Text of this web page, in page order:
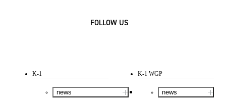
FOLLOW US
K-1
news
K-1 WGP
news